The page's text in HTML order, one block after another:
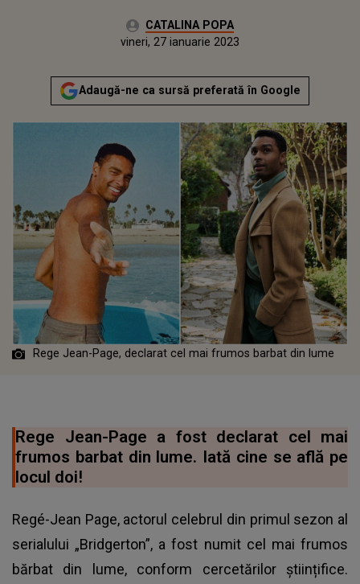
Autor:CATALINA POPA
Publicat:
vineri, 27 ianuarie 2023
Adaugă-ne ca sursă preferată în Google
Rege Jean-Page, declarat cel mai frumos barbat din lume
Rege Jean-Page a fost declarat cel mai
frumos barbat din lume. Iată cine se află pe
locul doi!
Regé-Jean Page, actorul celebrul din primul sezon al
serialului „Bridgerton”, a fost numit cel mai frumos
bărbat din lume, conform cercetărilor științifice.